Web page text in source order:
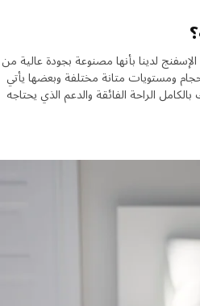
لدينا بأنها مصنوعة بجودة عالية من
ومستويات متانة مختلفة وبعضها يأتي
الراحة الفائقة والدعم الذي يحتاجه